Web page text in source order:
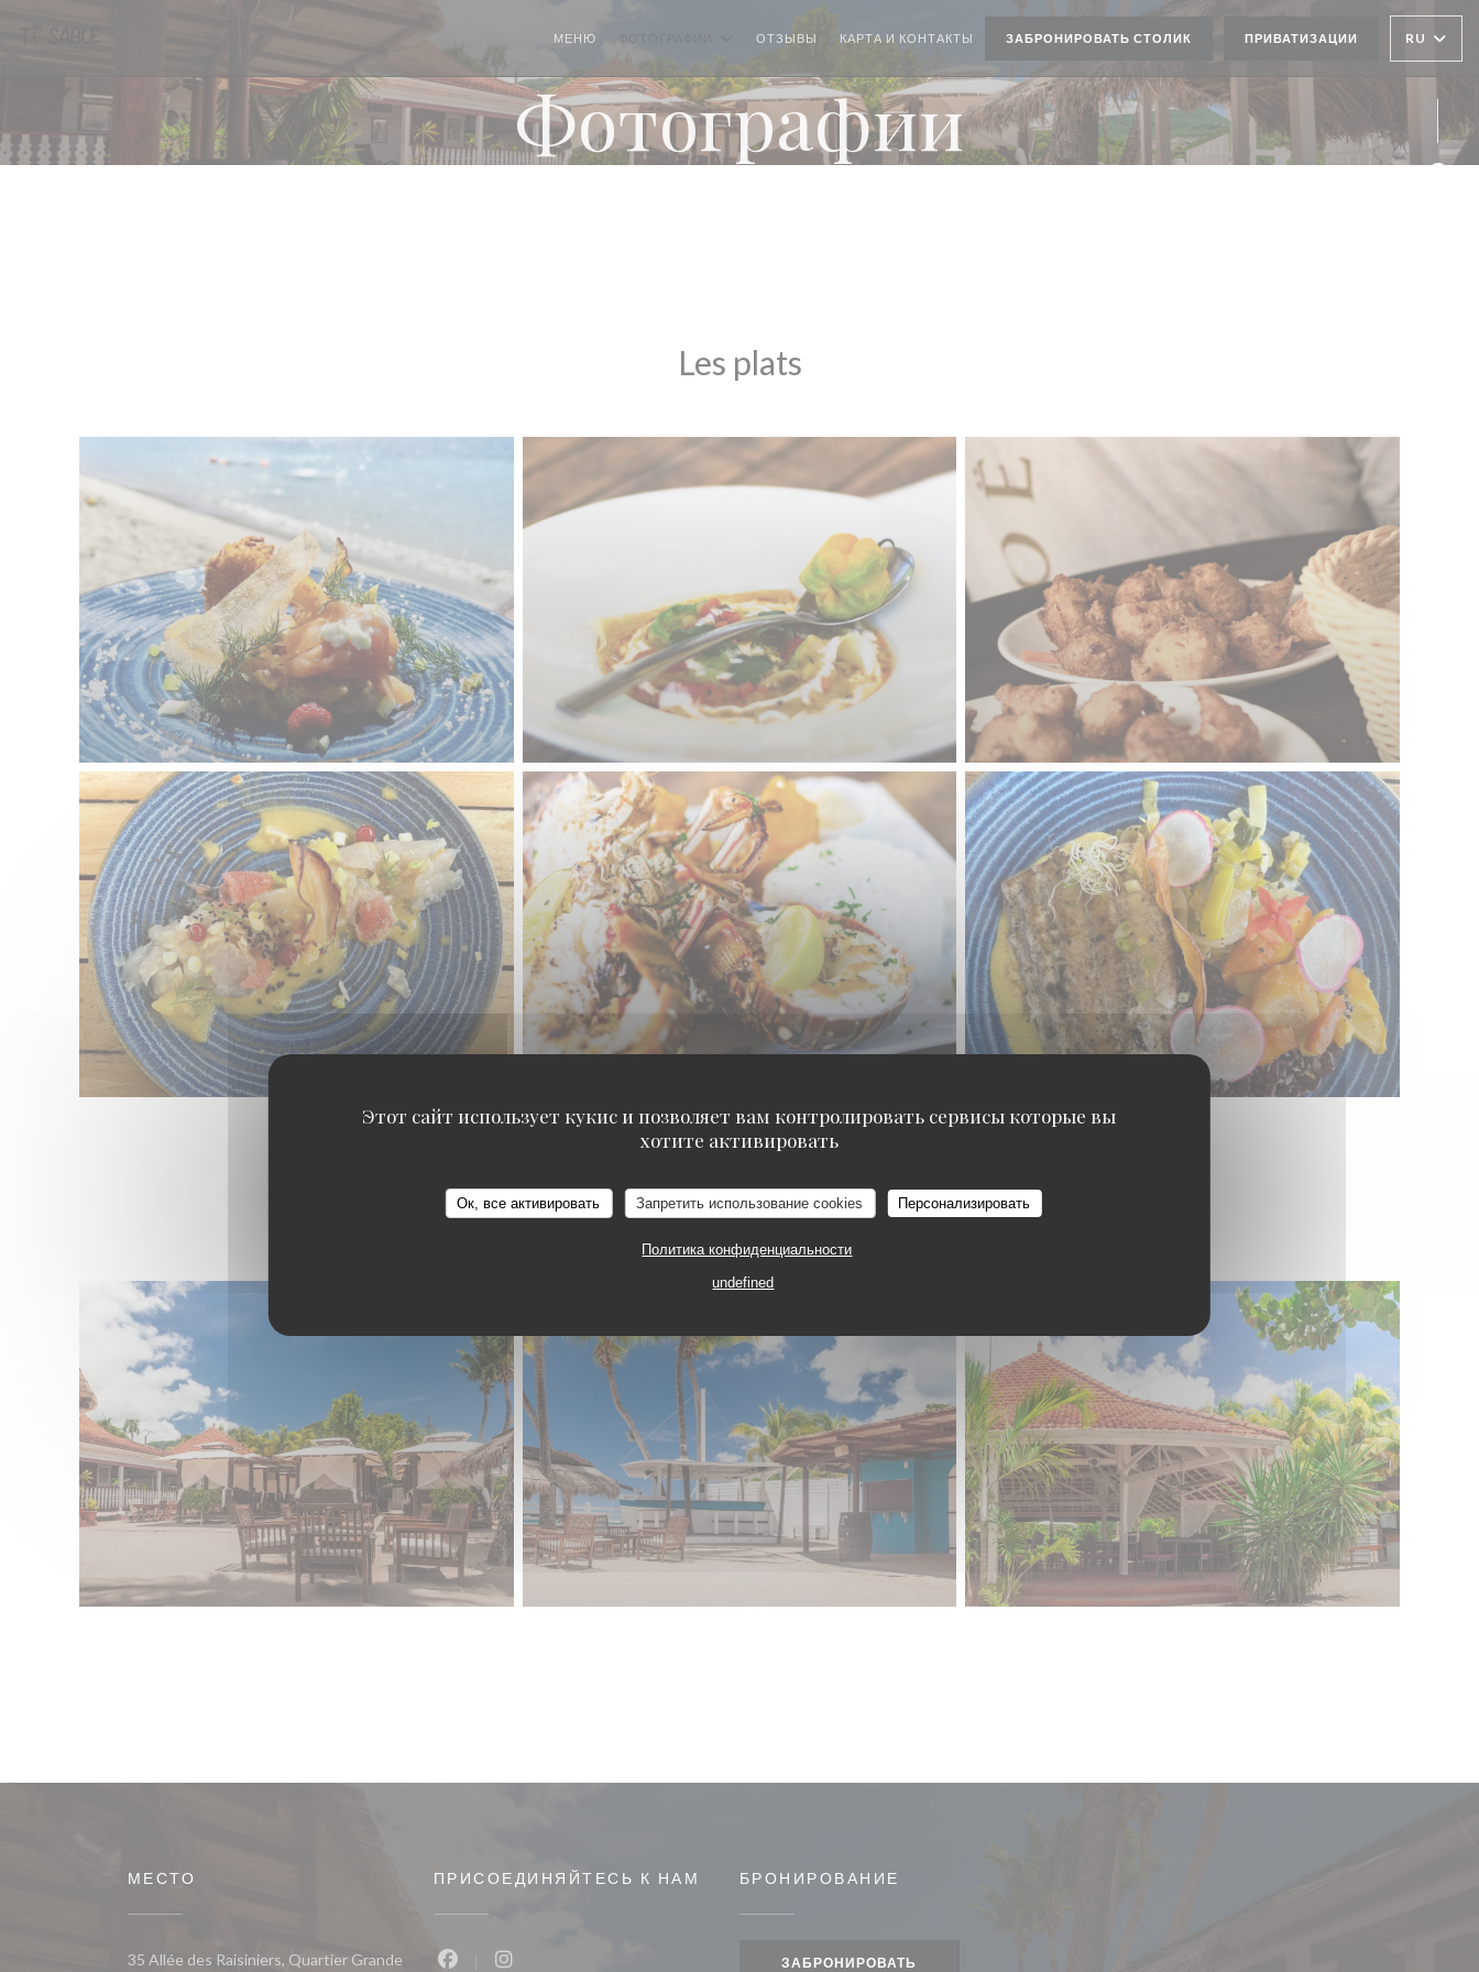
Этот сайт использует кукис и позволяет вам контролировать сервисы которые вы
хотите активировать
Ок, все активировать Запретить использование cookies Персонализировать
Политика конфиденциальности
undefined
МЕНЮ ОТЗЫВЫ КАРТА И КОНТАКТЫ ЗАБРОНИРОВАТЬ СТОЛИК ПРИВАТИЗАЦИИ RU
Фотографии
Les plats
Le lieu
МЕСТО
35 Allée des Raisiniers, Quartier Grande
ПРИСОЕДИНЯЙТЕСЬ К НАМ БРОНИРОВАНИЕ
ЗАБРОНИРОВАТЬ